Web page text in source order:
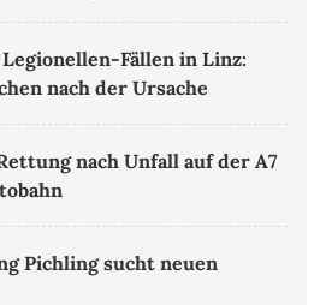
Fällen in Linz:
nach der Ursache
nach Unfall auf der A7
Pichling sucht neuen